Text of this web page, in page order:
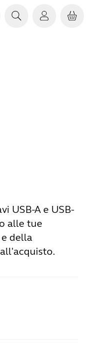
USB-A e USB-
alle tue
della